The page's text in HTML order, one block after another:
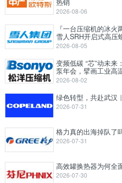
2026-08-06
『一台压缩机的冰火
雪人SRH开启式高压
2026-08-05
变频低碳 “芯”动未
泵年会，擘画工业高
2026-08-02
绿色转型，共赴武汉
2026-07-31
格力真的出海掉队了
2026-07-31
高效罐换热器为何全
2026-07-30